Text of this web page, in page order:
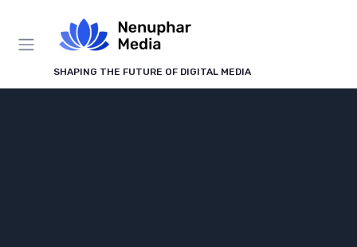
SHAPING THE FUTURE OF DIGITAL MEDIA